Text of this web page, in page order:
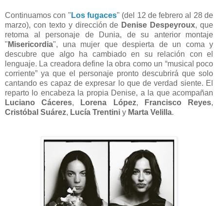
Continuamos con " Los fugaces" (del 12 de febrero al 28 de
marzo), con texto y dirección de Denise Despeyroux, que
retoma al personaje de Dunia, de su anterior montaje
" Misericordia", una mujer que despierta de un coma y
descubre que algo ha cambiado en su relación con el
lenguaje. La creadora define la obra como un “musical poco
corriente” ya que el personaje pronto descubrirá que solo
cantando es capaz de expresar lo que de verdad siente. El
reparto lo encabeza la propia Denise, a la que acompañan
Luciano Cáceres, Lorena López, Francisco Reyes,
Cristóbal Suárez, Lucía Trentini y Marta Velilla.